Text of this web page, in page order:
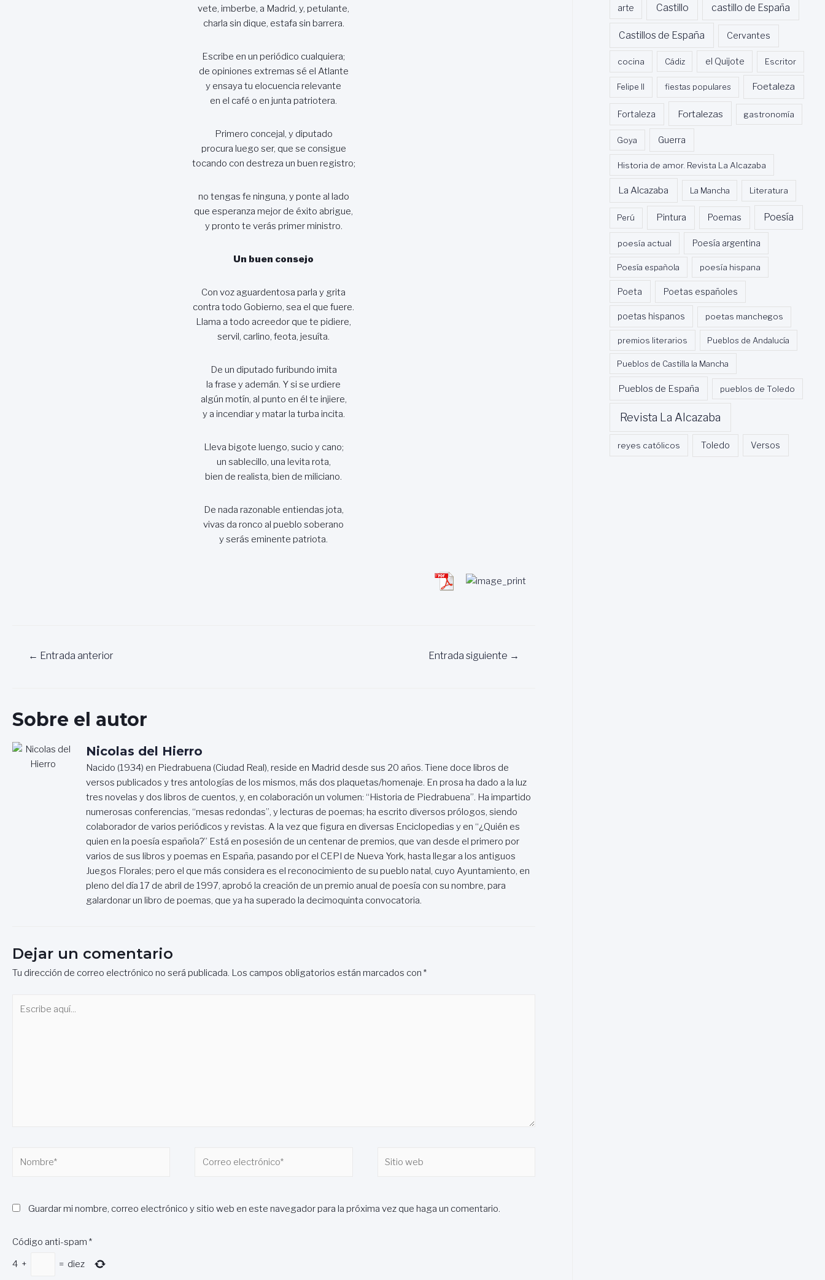
vete, imberbe, a Madrid, y, petulante,
charla sin dique, estafa sin barrera.
Escribe en un periódico cualquiera;
de opiniones extremas sé el Atlante
y ensaya tu elocuencia relevante
en el café o en junta patriotera.
Primero concejal, y diputado
procura luego ser, que se consigue
tocando con destreza un buen registro;
no tengas fe ninguna, y ponte al lado
que esperanza mejor de éxito abrigue,
y pronto te verás primer ministro.
Un buen consejo
Con voz aguardentosa parla y grita
contra todo Gobierno, sea el que fuere.
Llama a todo acreedor que te pidiere,
servil, carlino, feota, jesuíta.
De un diputado furibundo imita
la frase y ademán. Y si se urdiere
algún motín, al punto en él te injiere,
y a incendiar y matar la turba incita.
Lleva bigote luengo, sucio y cano;
un sablecillo, una levita rota,
bien de realista, bien de miliciano.
De nada razonable entiendas jota,
vivas da ronco al pueblo soberano
y serás eminente patriota.
Navegación
entradas
← Entrada anterior Entrada siguiente →
Sobre el autor
Nicolas del Hierro
Nacido (1934) en Piedrabuena (Ciudad Real), reside en Madrid desde sus 20 años. Tiene doce libros de
versos publicados y tres antologías de los mismos, más dos plaquetas/homenaje. En prosa ha dado a la luz
tres novelas y dos libros de cuentos, y, en colaboración un volumen: “Historia de Piedrabuena”. Ha impartido
numerosas conferencias, “mesas redondas”, y lecturas de poemas; ha escrito diversos prólogos, siendo
colaborador de varios periódicos y revistas. A la vez que figura en diversas Enciclopedias y en “¿Quién es
quien en la poesía española?” Está en posesión de un centenar de premios, que van desde el primero por
varios de sus libros y poemas en España, pasando por el CEPI de Nueva York, hasta llegar a los antiguos
Juegos Florales; pero el que más considera es el reconocimiento de su pueblo natal, cuyo Ayuntamiento, en
pleno del día 17 de abril de 1997, aprobó la creación de un premio anual de poesía con su nombre, para
galardonar un libro de poemas, que ya ha superado la decimoquinta convocatoria.
Dejar un comentario
Tu dirección de correo electrónico no será publicada. Los campos obligatorios están marcados con *
Guardar mi nombre, correo electrónico y sitio web en este navegador para la próxima vez que haga un comentario.
Código anti-spam *
4 + = diez
arte Castillo castillo de España
Castillos de España Cervantes
cocina Cádiz el Quijote Escritor
Felipe II fiestas populares Foetaleza
Fortaleza Fortalezas gastronomía
Goya Guerra
Historia de amor. Revista La Alcazaba
La Alcazaba La Mancha Literatura
Perú Pintura Poemas Poesía
poesía actual Poesía argentina
Poesía española poesía hispana
Poeta Poetas españoles
poetas hispanos poetas manchegos
premios literarios Pueblos de Andalucía
Pueblos de Castilla la Mancha
Pueblos de España pueblos de Toledo
Revista La Alcazaba
reyes católicos Toledo Versos